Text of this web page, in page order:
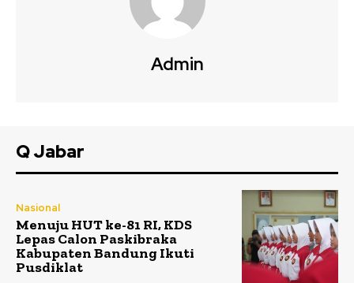
Admin
Q Jabar
Nasional
Menuju HUT ke-81 RI, KDS
Lepas Calon Paskibraka
Kabupaten Bandung Ikuti
Pusdiklat